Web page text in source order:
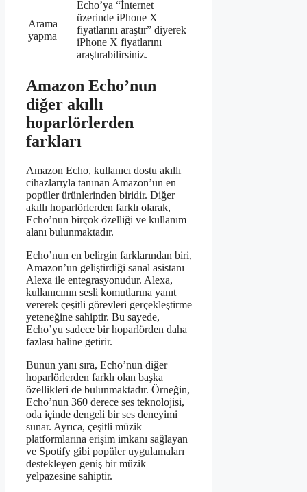
Arama
yapma
Echo’ya “İnternet
üzerinde iPhone X
fiyatlarını araştır” diyerek
iPhone X fiyatlarını
araştırabilirsiniz.
Amazon Echo’nun
diğer akıllı
hoparlörlerden
farkları
Amazon Echo, kullanıcı dostu akıllı
cihazlarıyla tanınan Amazon’un en
popüler ürünlerinden biridir. Diğer
akıllı hoparlörlerden farklı olarak,
Echo’nun birçok özelliği ve kullanım
alanı bulunmaktadır.
Echo’nun en belirgin farklarından biri,
Amazon’un geliştirdiği sanal asistanı
Alexa ile entegrasyonudur. Alexa,
kullanıcının sesli komutlarına yanıt
vererek çeşitli görevleri gerçekleştirme
yeteneğine sahiptir. Bu sayede,
Echo’yu sadece bir hoparlörden daha
fazlası haline getirir.
Bunun yanı sıra, Echo’nun diğer
hoparlörlerden farklı olan başka
özellikleri de bulunmaktadır. Örneğin,
Echo’nun 360 derece ses teknolojisi,
oda içinde dengeli bir ses deneyimi
sunar. Ayrıca, çeşitli müzik
platformlarına erişim imkanı sağlayan
ve Spotify gibi popüler uygulamaları
destekleyen geniş bir müzik
yelpazesine sahiptir.